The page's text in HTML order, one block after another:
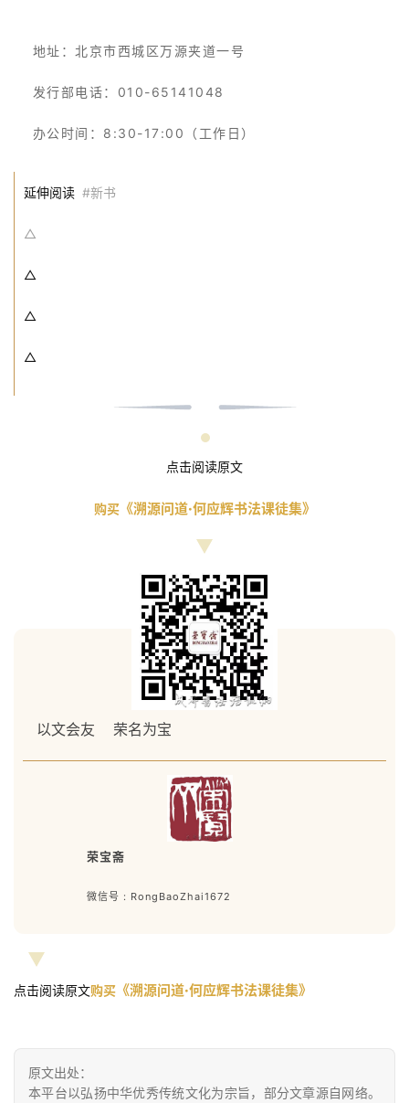
地址：北京市西城区万源夹道一号
发行部电话：010-65141048
办公时间：8:30-17:00（工作日）
延伸阅读 #新书
△
△
△
△
点击阅读原文
购买《溯源问道·何应辉书法课徒集》
以文会友 荣名为宝
荣宝斋
微信号 : RongBaoZhai1672
点击阅读原文购买 《溯源问道·何应辉书法课徒集》
原文出处：
本平台以弘扬中华优秀传统文化为宗旨，部分文章源自网络。